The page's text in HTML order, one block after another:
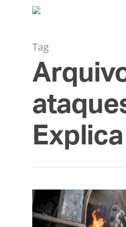
Hit enter to search or ESC
Tag
Explica